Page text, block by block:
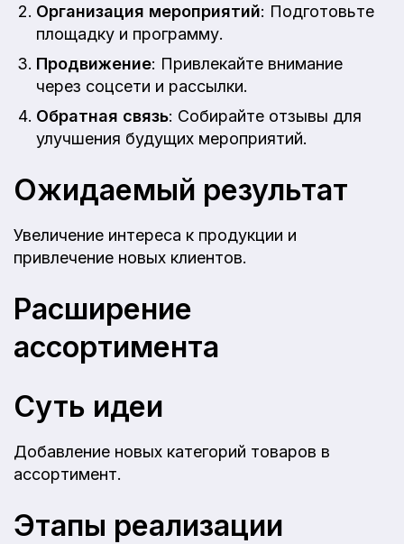
Организация мероприятий: Подготовьте
площадку и программу.
Продвижение: Привлекайте внимание
через соцсети и рассылки.
Обратная связь: Собирайте отзывы для
улучшения будущих мероприятий.
Ожидаемый результат
Увеличение интереса к продукции и
привлечение новых клиентов.
Расширение
ассортимента
Суть идеи
Добавление новых категорий товаров в
ассортимент.
Этапы реализации